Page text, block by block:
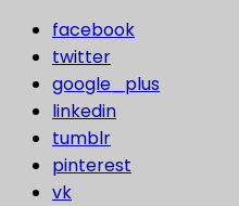
facebook
twitter
google_plus
linkedin
tumblr
pinterest
vk